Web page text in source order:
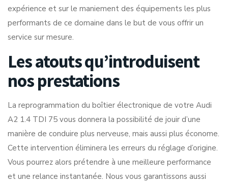
expérience et sur le maniement des équipements les plus
performants de ce domaine dans le but de vous offrir un
service sur mesure.
Les atouts qu’introduisent
nos prestations
La reprogrammation du boîtier électronique de votre Audi
A2 1.4 TDI 75 vous donnera la possibilité de jouir d’une
manière de conduire plus nerveuse, mais aussi plus économe.
Cette intervention éliminera les erreurs du réglage d’origine.
Vous pourrez alors prétendre à une meilleure performance
et une relance instantanée. Nous vous garantissons aussi